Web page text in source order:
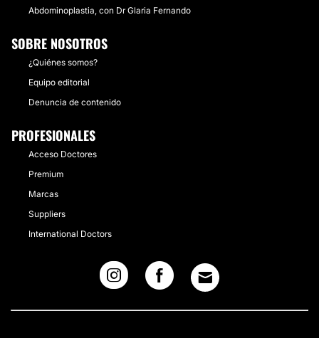
Abdominoplastia, con Dr Glaria Fernando
SOBRE NOSOTROS
¿Quiénes somos?
Equipo editorial
Denuncia de contenido
PROFESIONALES
Acceso Doctores
Premium
Marcas
Suppliers
International Doctors